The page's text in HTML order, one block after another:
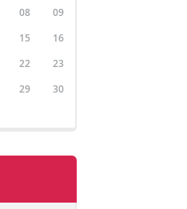
08
09
15
16
22
23
29
30